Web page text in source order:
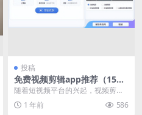
投稿
免费视频剪辑app推荐（15款
软件快速入门）
随着短视频平台的兴起，视频剪辑
已经成为一项热门技能。无论是制
作个人Vlog、社交...
1 年前 586